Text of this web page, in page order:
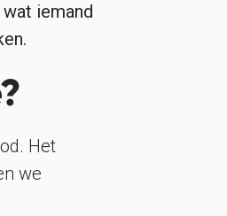
iemand
Het
we